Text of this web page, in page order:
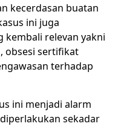
kecerdasan buatan
ini juga
kembali relevan yakni
obsesi sertifikat
terhadap
ini menjadi alarm
sekadar